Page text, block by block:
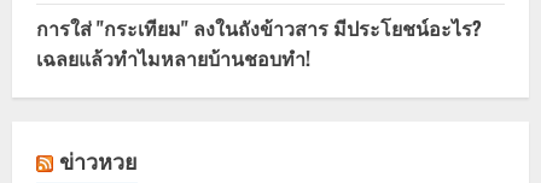
การใส่ "กระเทียม" ลงในถังข้าวสาร มีประโยชน์อะไร?
เฉลยแล้วทำไมหลายบ้านชอบทำ!
ข่าวหวย